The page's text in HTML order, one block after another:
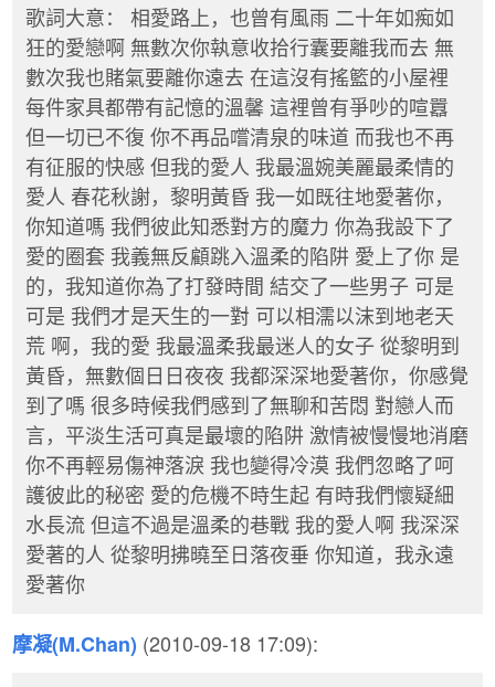
歌詞大意： 相愛路上，也曾有風雨 二十年如痴如
狂的愛戀啊 無數次你執意收拾行囊要離我而去 無
數次我也賭氣要離你遠去 在這沒有搖籃的小屋裡
每件家具都帶有記憶的溫馨 這裡曾有爭吵的喧囂
但一切已不復 你不再品嚐清泉的味道 而我也不再
有征服的快感 但我的愛人 我最溫婉美麗最柔情的
愛人 春花秋謝，黎明黃昏 我一如既往地愛著你，
你知道嗎 我們彼此知悉對方的魔力 你為我設下了
愛的圈套 我義無反顧跳入溫柔的陷阱 愛上了你 是
的，我知道你為了打發時間 結交了一些男子 可是
可是 我們才是天生的一對 可以相濡以沫到地老天
荒 啊，我的愛 我最溫柔我最迷人的女子 從黎明到
黃昏，無數個日日夜夜 我都深深地愛著你，你感覺
到了嗎 很多時候我們感到了無聊和苦悶 對戀人而
言，平淡生活可真是最壞的陷阱 激情被慢慢地消磨
你不再輕易傷神落淚 我也變得冷漠 我們忽略了呵
護彼此的秘密 愛的危機不時生起 有時我們懷疑細
水長流 但這不過是溫柔的巷戰 我的愛人啊 我深深
愛著的人 從黎明拂曉至日落夜垂 你知道，我永遠
愛著你
摩凝(M.Chan) (2010-09-18 17:09):